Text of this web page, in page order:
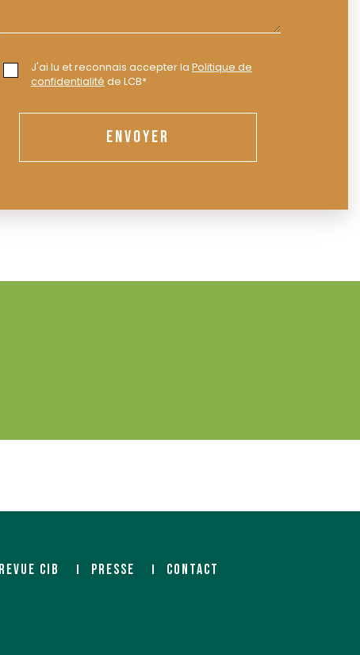
J'ai lu et reconnais accepter la Politique de
confidentialité de LCB*
ENVOYER
REVUE CIB PRESSE CONTACT